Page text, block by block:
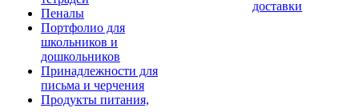
Пеналы
Портфолио для
школьников и
дошкольников
Принадлежности для
письма и черчения
Продукты питания,
доставки